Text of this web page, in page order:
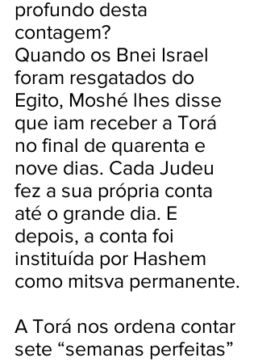
profundo desta
contagem?
Quando os Bnei Israel
foram resgatados do
Egito, Moshé lhes disse
que iam receber a Torá
no final de quarenta e
nove dias. Cada Judeu
fez a sua própria conta
até o grande dia. E
depois, a conta foi
instituída por Hashem
como mitsva permanente.
A Torá nos ordena contar
sete “semanas perfeitas”